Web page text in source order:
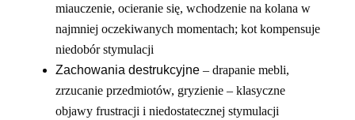
miauczenie, ocieranie się, wchodzenie na kolana w
najmniej oczekiwanych momentach; kot kompensuje
niedobór stymulacji
Zachowania destrukcyjne – drapanie mebli,
zrzucanie przedmiotów, gryzienie – klasyczne
objawy frustracji i niedostatecznej stymulacji